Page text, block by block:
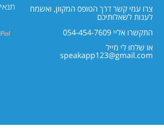
צרו עמי קשר דרך הטופס המקוון, ואשמח
לענות לשאלותיכם
התקשרו אליי 054-454-7609
או שלחו לי מייל
speakapp123@gmail.com